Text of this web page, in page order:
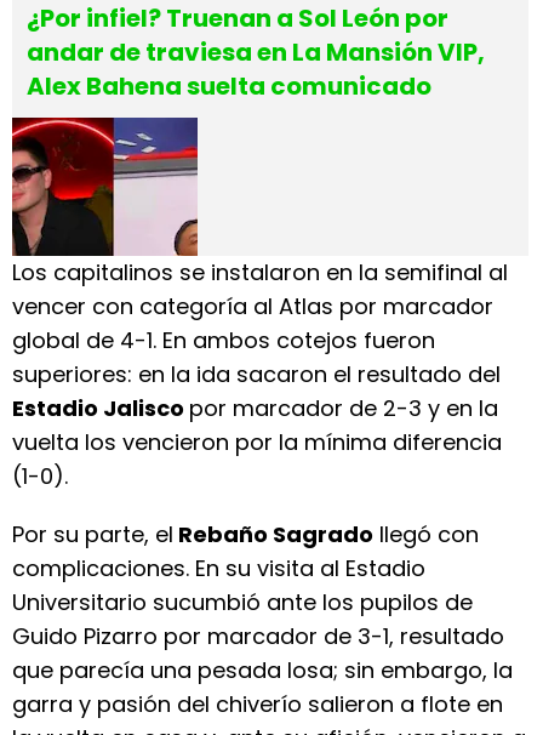
¿Por infiel? Truenan a Sol León por
andar de traviesa en La Mansión VIP,
Alex Bahena suelta comunicado
Los capitalinos se instalaron en la semifinal al
vencer con categoría al Atlas por marcador
global de 4-1. En ambos cotejos fueron
superiores: en la ida sacaron el resultado del
Estadio Jalisco por marcador de 2-3 y en la
vuelta los vencieron por la mínima diferencia
(1-0).
Por su parte, el Rebaño Sagrado llegó con
complicaciones. En su visita al Estadio
Universitario sucumbió ante los pupilos de
Guido Pizarro por marcador de 3-1, resultado
que parecía una pesada losa; sin embargo, la
garra y pasión del chiverío salieron a flote en